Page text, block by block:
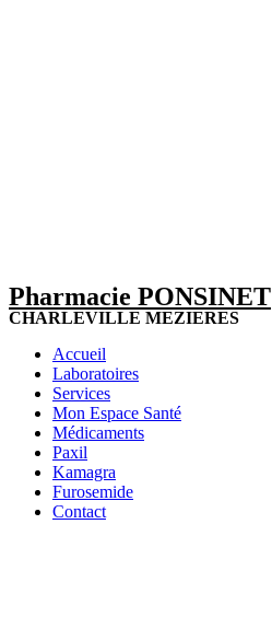
Pharmacie PONSINET
CHARLEVILLE MEZIERES
Accueil
Laboratoires
Services
Mon Espace Santé
Médicaments
Paxil
Kamagra
Furosemide
Contact